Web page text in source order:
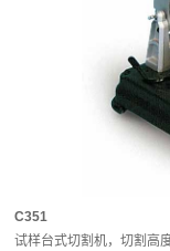
C351
试样台式切割机，切割高